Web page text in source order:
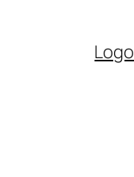
Logo